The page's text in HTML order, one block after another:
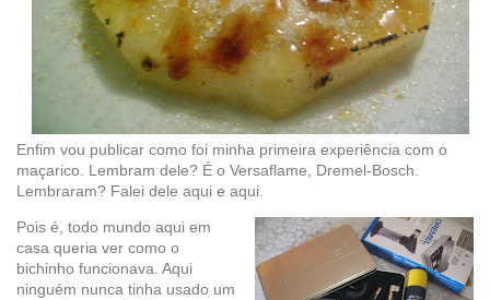
Enfim vou publicar como foi minha primeira experiência com o
maçarico. Lembram dele? É o Versaflame, Dremel-Bosch.
Lembraram? Falei dele aqui e aqui.
Pois é, todo mundo aqui em
casa queria ver como o
bichinho funcionava. Aqui
ninguém nunca tinha usado um